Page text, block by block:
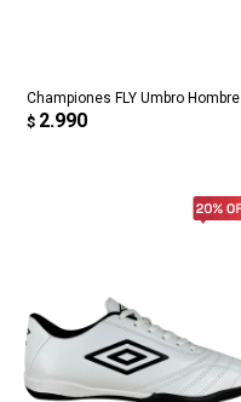
Championes FLY Umbro Hombre
$ 2.990